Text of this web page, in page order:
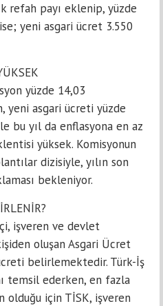
refah payı eklenip, yüzde
yeni asgari ücret 3.550
yüzde 14,03
yeni asgari ücreti yüzde
bu yıl da enflasyona en az
yüksek. Komisyonun
dizisiyle, yılın son
bekleniyor.
işveren ve devlet
oluşan Asgari Ücret
belirlemektedir. Türk-İş
temsil ederken, en fazla
olduğu için TİSK, işveren